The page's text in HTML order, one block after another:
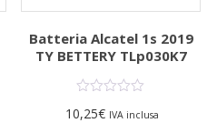
Batteria Alcatel 1s 2019
TY BETTERY TLp030K7
10,25€ IVA inclusa